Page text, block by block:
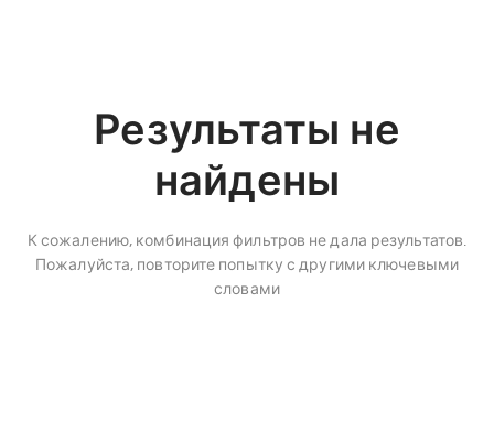
Результаты не
найдены
К сожалению, комбинация фильтров не дала результатов.
Пожалуйста, повторите попытку с другими ключевыми
словами